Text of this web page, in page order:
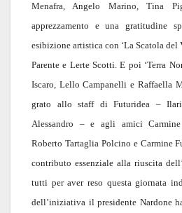
Menafra, Angelo Marino, Tina
apprezzamento e una gratitudine
esibizione artistica con ‘La Scatola del
Parente e Lerte Scotti. E poi ‘Terra
Iscaro, Lello Campanelli e Raffaella
grato allo staff di Futuridea –
Alessandro – e agli amici
Roberto Tartaglia Polcino e Carmine
contributo essenziale alla riuscita
tutti per aver reso questa giornata
dell’iniziativa il presidente Nardone